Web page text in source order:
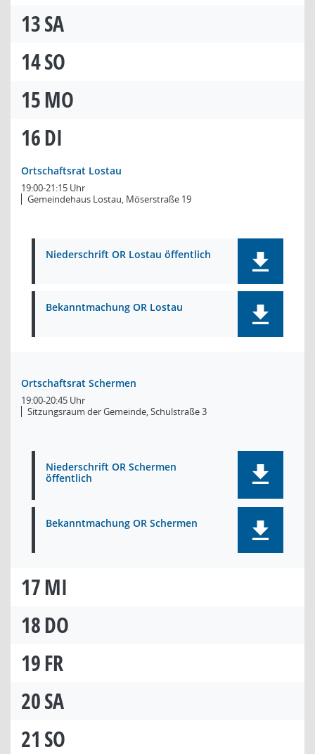
13SA
14SO
15MO
16DI
Ortschaftsrat Lostau
19:00-21:15 Uhr
Gemeindehaus Lostau, Möserstraße 19
Niederschrift OR Lostau öffentlich
Bekanntmachung OR Lostau
Ortschaftsrat Schermen
19:00-20:45 Uhr
Sitzungsraum der Gemeinde, Schulstraße 3
Niederschrift OR Schermen
öffentlich
Bekanntmachung OR Schermen
17MI
18DO
19FR
20SA
21 SO